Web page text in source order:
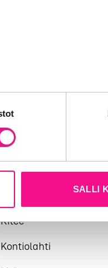
siitä, miten käytät
SALLI
Kitee
Kontiolahti